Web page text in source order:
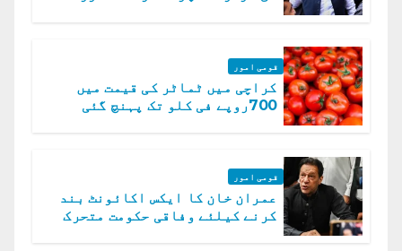
قومی امور
کراچی میں ٹماٹر کی قیمت میں
700روپے فی کلو تک پہنچ گئی
قومی امور
عمران خان کا ایکس اکائونٹ بند
کرنے کیلئے وفاقی حکومت متحرک